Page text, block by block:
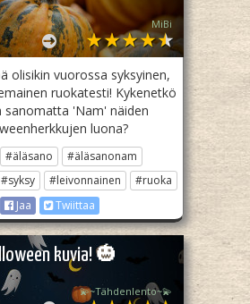
MiBi
olisikin vuorossa syksyinen,
ruokatesti! Kykenetkö
sanomatta 'Nam' näiden
luona?
#äläsano
#äläsanonam
#syksy #leivonnainen
#ruoka
Jaa
Twiittaa
kuvia! 🎃
💫~Tähdenlento~💫